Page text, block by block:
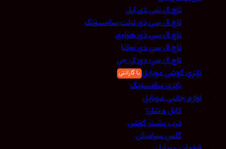
تاچ ال سی دی اپل
تاچ ال سی دی تبلت سامسونگ
تاچ ال سی دی هواوی
تاچ ال سی دی نوکیا
تاچ ال سی دی ال جی
باتری گوشی موبایل
باتری سامسونگ
لوازم جانبی موبایل
کابل و شارژ
درب پشت گوشی
گلس سرامیکی